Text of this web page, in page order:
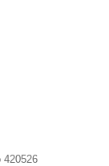
420526